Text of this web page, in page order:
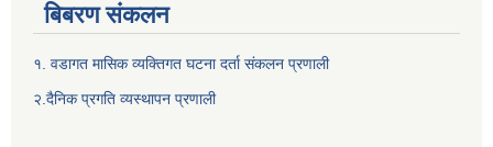
बिबरण संकलन
१. वडागत मासिक व्यक्तिगत घटना दर्ता संकलन प्रणाली
२.दैनिक प्रगति व्यस्थापन प्रणाली